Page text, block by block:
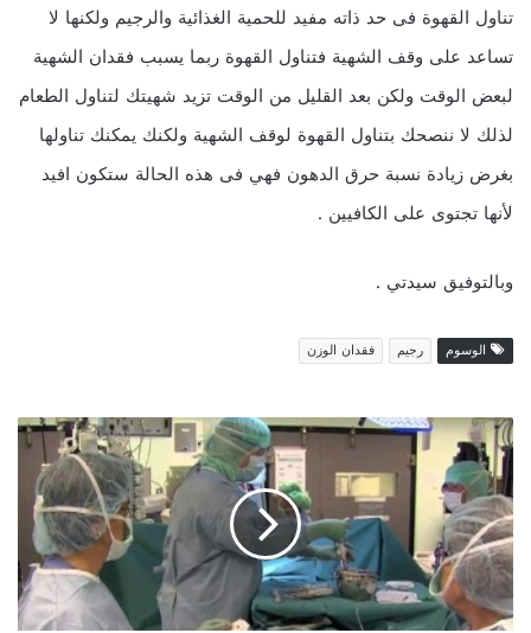
تناول القهوة فى حد ذاته مفيد للحمية الغذائية والرجيم ولكنها لا
تساعد على وقف الشهية فتناول القهوة ربما يسبب فقدان الشهية
لبعض الوقت ولكن بعد القليل من الوقت تزيد شهيتك لتناول الطعام
لذلك لا ننصحك بتناول القهوة لوقف الشهية ولكنك يمكنك تناولها
بغرض زيادة نسبة حرق الدهون فهي فى هذه الحالة ستكون افيد
لأنها تجتوى على الكافيين .
وبالتوفيق سيدتي .
الوسوم رجيم فقدان الوزن
م
ع
ج
ز
ة
ط
ب
ي